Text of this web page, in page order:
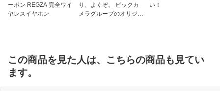
ーポン REGZA 完全ワイ
ヤレスイヤホン
り、よくぞ。 ビックカ
メラグループのオリジナ
い！
この商品を見た人は、こちらの商品も見てい
ます。